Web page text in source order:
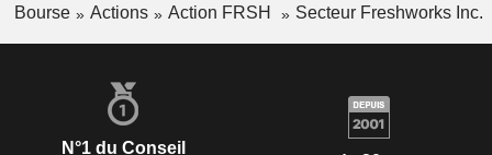
Bourse Actions Action FRSH Secteur Freshworks Inc.
N°1 du Conseil